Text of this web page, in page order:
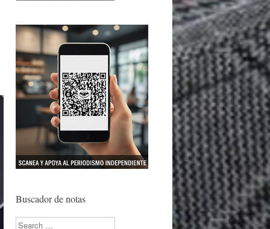
Buscador de notas
Search